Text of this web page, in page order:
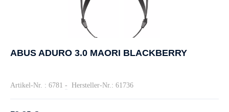
ABUS ADURO 3.0 MAORI BLACKBERRY
Artikel-Nr. : 6781 - Hersteller-Nr.: 61736